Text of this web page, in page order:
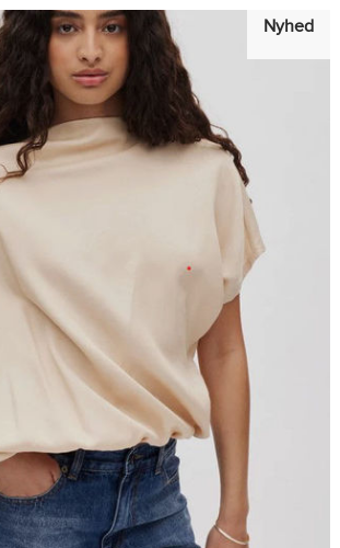
Nyhed